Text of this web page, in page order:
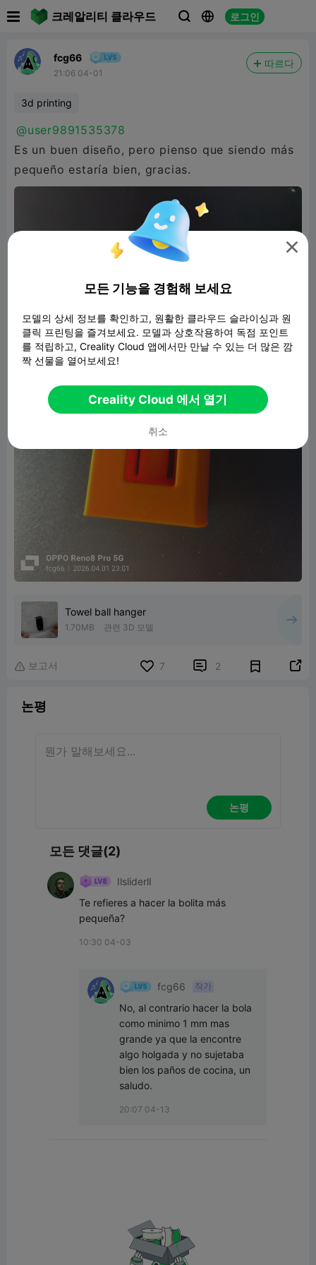
크레알리티 클라우드   로그인
fcg66
21:06 04-01
따르다
3d printing
@user9891535378
Es un buen diseño, pero pienso que siendo más
pequeño estaría bien, gracias.
Towel ball hanger
1.70MB 관련 3D 모델
 보고서 7  2 
논평
논평
모든 댓글(2)
IlsliderlI
Te refieres a hacer la bolita más
pequeña?
10:30 04-03
fcg66 작가
No, al contrario hacer la bola
como minimo 1 mm mas
grande ya que la encontre
algo holgada y no sujetaba
bien los paños de cocina, un
saludo.
20:07 04-13

모든 기능을 경험해 보세요
모델의 상세 정보를 확인하고, 원활한 클라우드 슬라이싱과 원
클릭 프린팅을 즐겨보세요. 모델과 상호작용하여 독점 포인트
를 적립하고, Creality Cloud 앱에서만 만날 수 있는 더 많은 깜
짝 선물을 열어보세요!
Creality Cloud 에서 열기
취소